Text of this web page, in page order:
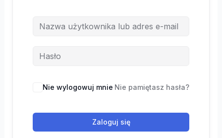
Nie wylogowuj mnie Nie pamiętasz hasła?
Zaloguj się